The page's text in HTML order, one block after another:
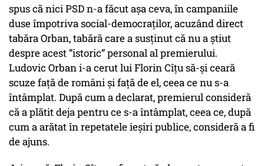
spus că nici PSD n-a făcut așa ceva, în campaniile
duse împotriva social-democraților, acuzând direct
tabăra Orban, tabără care a susținut că nu a știut
despre acest ”istoric” personal al premierului.
Ludovic Orban i-a cerut lui Florin Cîțu să-și ceară
scuze față de români și față de el, ceea ce nu s-a
întâmplat. După cum a declarat, premierul consideră
că a plătit deja pentru ce s-a întâmplat, ceea ce, după
cum a arătat în repetatele ieșiri publice, consideră a fi
de ajuns.